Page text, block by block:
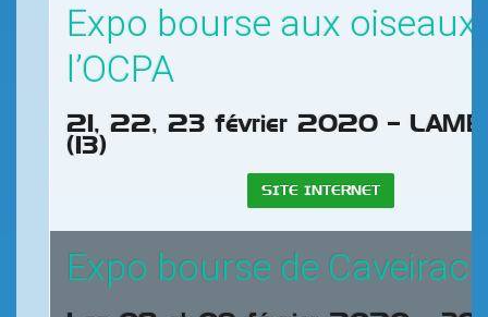
Expo bourse aux oiseaux
l’OCPA
21, 22, 23 février 2020 –
(13)
SITE INTERNET
Expo bourse de Caveirac